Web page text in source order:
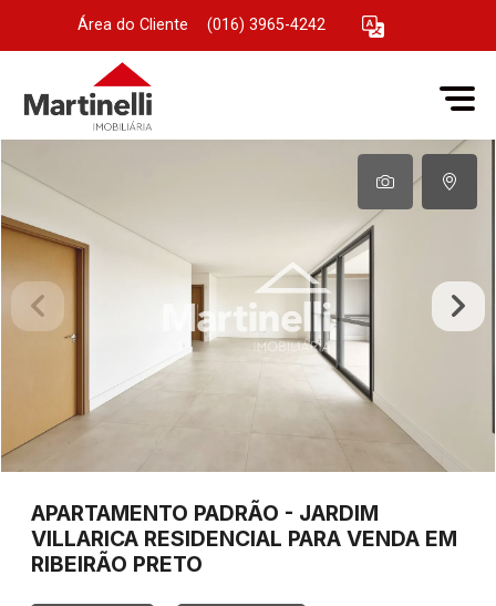
Área do Cliente (016) 3965-4242
APARTAMENTO PADRÃO - JARDIM
VILLARICA RESIDENCIAL PARA VENDA EM
RIBEIRÃO PRETO